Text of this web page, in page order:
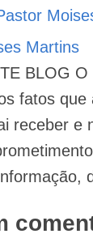
Martins
BLOG
fatos
receber e